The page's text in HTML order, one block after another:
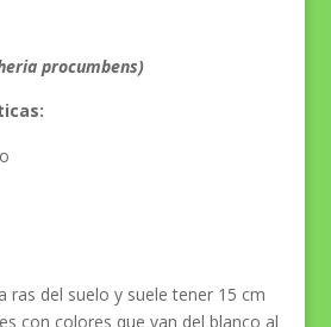
procumbens)
ras del suelo y suele tener 15 cm
con colores que van del blanco al